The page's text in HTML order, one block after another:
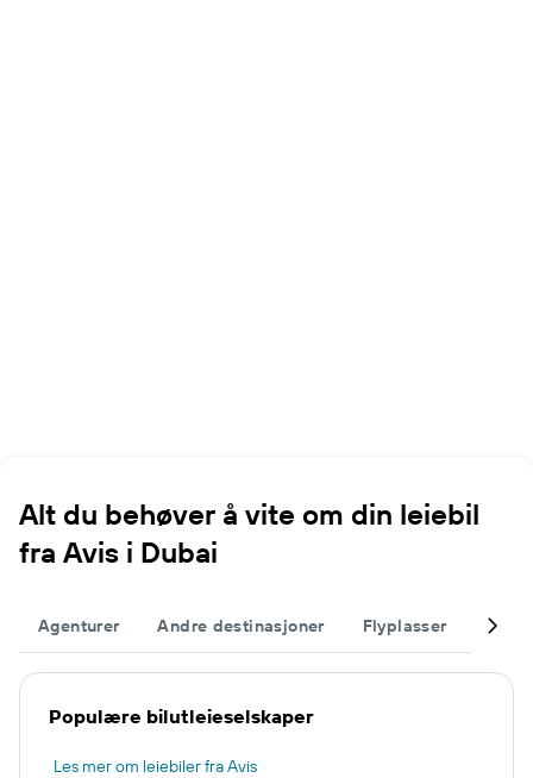
Alt du behøver å vite om din leiebil
fra Avis i Dubai
Agenturer Andre destinasjoner Flyplasser
Populære bilutleieselskaper
Les mer om leiebiler fra Avis